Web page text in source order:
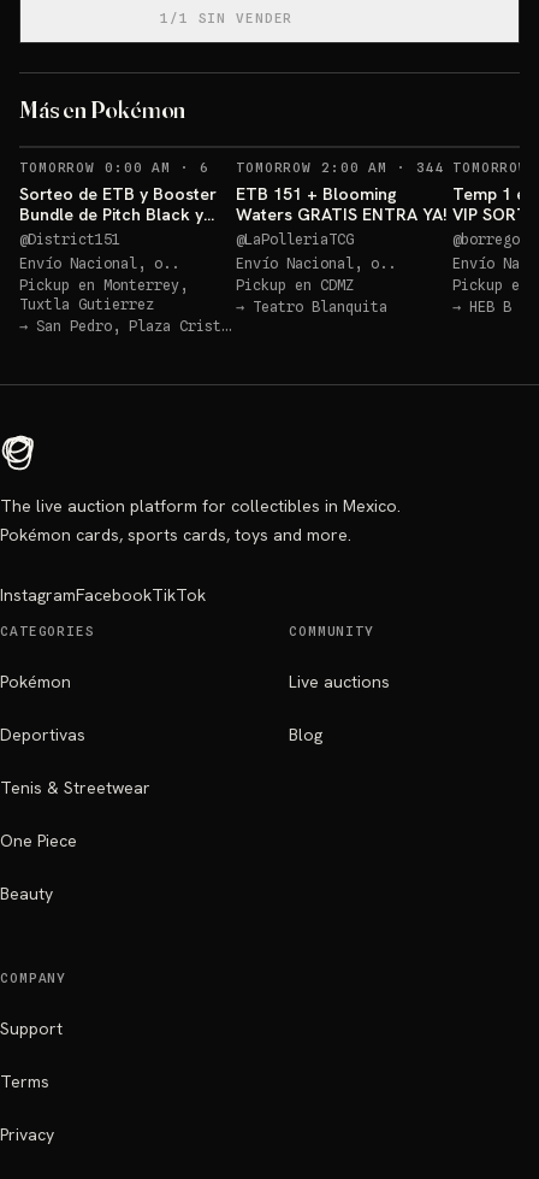
1/1 SIN VENDER
Más en Pokémon
TOMORROW 0:00 AM · 6 RECORDATORIOS
Sorteo de ETB y Booster
Bundle de Pitch Black y
Ascended Héroes!!
@District151
Envío Nacional, o..
Pickup en Monterrey,
Tuxtla Gutierrez
→ San Pedro, Plaza Cristal
TOMORROW 2:00 AM · 344
ETB 151 + Blooming
Waters GRATIS ENTRA YA!
@LaPolleriaTCG
Envío Nacional, o..
Pickup en CDMZ
→ Teatro Blanquita
Temp 1 ep
VIP
DESTINED
@
Envío
Pickup en
→ HEB B
The live auction platform for collectibles in Mexico.
Pokémon cards, sports cards, toys and more.
InstagramFacebookTikTok
CATEGORIES
Pokémon
Deportivas
Tenis & Streetwear
One Piece
Beauty
COMMUNITY
Live auctions
Blog
COMPANY
Support
Terms
Privacy